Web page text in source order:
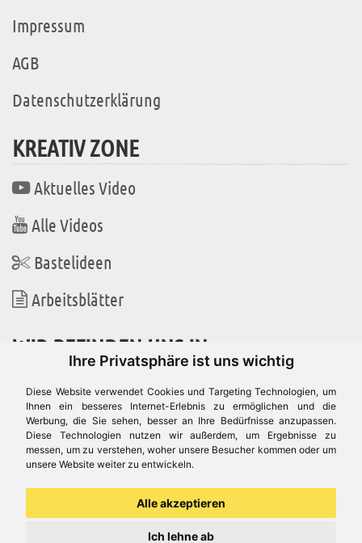
Ihre Privatsphäre ist uns wichtig
Diese Website verwendet Cookies und Targeting Technologien, um
Ihnen ein besseres Internet-Erlebnis zu ermöglichen und die
Werbung, die Sie sehen, besser an Ihre Bedürfnisse anzupassen.
Diese Technologien nutzen wir außerdem, um Ergebnisse zu
messen, um zu verstehen, woher unsere Besucher kommen oder um
unsere Website weiter zu entwickeln.
Alle akzeptieren
Ich lehne ab
Impressum
AGB
Datenschutzerklärung
KREATIV ZONE
Aktuelles Video
Alle Videos
Bastelideen
Arbeitsblätter
WIR BEFINDEN UNS IN
Es gibt uns auch in